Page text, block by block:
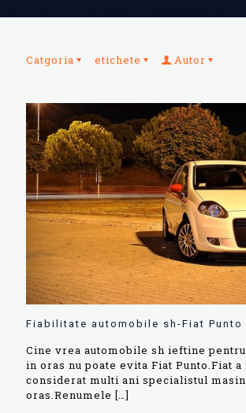
Catgoria etichete Autor
Fiabilitate automobile sh-Fiat Punto
Cine vrea automobile sh ieftine
in oras nu poate evita Fiat Punto.Fiat a
considerat multi ani specialistul
oras.Renumele […]